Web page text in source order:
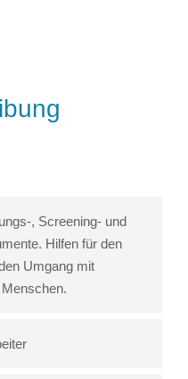
, Screening- und
Hilfen für den
Umgang mit